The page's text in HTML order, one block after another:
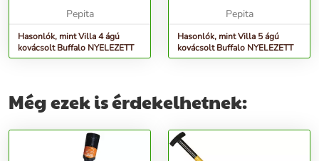
Pepita
Hasonlók, mint Villa 4 ágú
kovácsolt Buffalo NYELEZETT
Pepita
Hasonlók, mint Villa 5 ágú
kovácsolt Buffalo NYELEZETT
Még ezek is érdekelhetnek: